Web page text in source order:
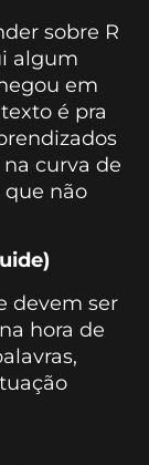
sobre R
algum
em
é pra
curva de
não
devem ser
hora de